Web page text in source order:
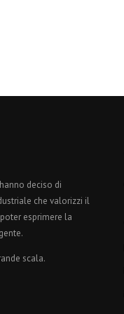
deciso di
che valorizzi il
esprimere la
scala.